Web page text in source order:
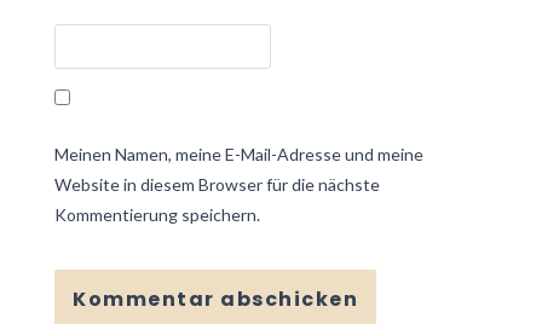
Meinen Namen, meine E-Mail-Adresse und meine
Website in diesem Browser für die nächste
Kommentierung speichern.